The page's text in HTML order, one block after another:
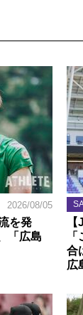
2026/08/05
を発
「広島
合
広